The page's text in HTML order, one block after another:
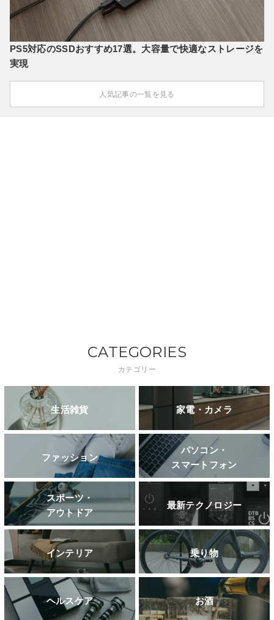
PS5対応のSSDおすすめ17選。大容量で快適なストレージを
実現
人気記事の一覧を見る
CATEGORIES
カテゴリー
生活雑貨 家電・カメラ
ファッション
パソコン・
スマートフォン
スポーツ・
アウトドア
最新テクノロジー
インテリア 乗り物
ヘルスケア お酒